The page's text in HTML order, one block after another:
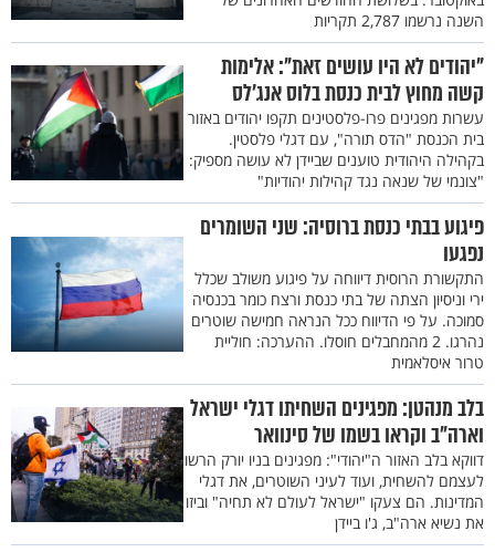
השנה נרשמו 2,787 תקריות
"יהודים לא היו עושים זאת": אלימות
קשה מחוץ לבית כנסת בלוס אנג'לס
עשרות מפגינים פרו-פלסטינים תקפו יהודים באזור
בית הכנסת "הדס תורה", עם דגלי פלסטין.
בקהילה היהודית טוענים שביידן לא עושה מספיק:
"צונמי של שנאה נגד קהילות יהודיות"
פיגוע בבתי כנסת ברוסיה: שני השומרים
נפגעו
התקשורת הרוסית דיווחה על פיגוע משולב שכלל
ירי וניסיון הצתה של בתי כנסת ורצח כומר בכנסיה
סמוכה. על פי הדיווח ככל הנראה חמישה שוטרים
נהרגו. 2 מהמחבלים חוסלו. ההערכה: חוליית
טרור איסלאמית
בלב מנהטן: מפגינים השחיתו דגלי ישראל
וארה"ב וקראו בשמו של סינוואר
דווקא בלב האזור ה"יהודי": מפגינים בניו יורק הרשו
לעצמם להשחית, ועוד לעיני השוטרים, את דגלי
המדינות. הם צעקו "ישראל לעולם לא תחיה" וביזו
את נשיא ארה"ב, ג'ו ביידן